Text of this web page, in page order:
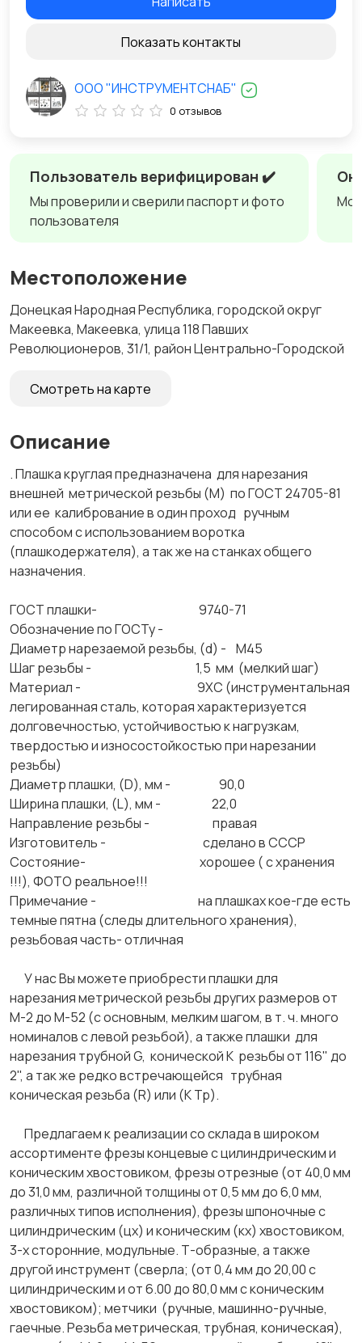
Пользователь верифицирован ✔️
Мы проверили и сверили паспорт и фото
пользователя
Местоположение
Донецкая Народная Республика, городской округ
Макеевка, Макеевка, улица 118 Павших
Революционеров, 31/1, район Центрально-Городской
Смотреть на карте
Описание
. Плашка круглая предназначена для нарезания
внешней метрической резьбы (М) по ГОСТ 24705-81
или ее калибрование в один проход ручным
способом с использованием воротка
(плашкодержателя), а так же на станках общего
назначения.
ГОСТ плашки- 9740-71
Обозначение по ГОСТу -
Диаметр нарезаемой резьбы, (d) - М45
Шаг резьбы - 1,5 мм (мелкий шаг)
Материал - 9ХС (инструментальная
легированная сталь, которая характеризуется
долговечностью, устойчивостью к нагрузкам,
твердостью и износостойкостью при нарезании
резьбы)
Диаметр плашки, (D), мм - 90,0
Ширина плашки, (L), мм - 22,0
Направление резьбы - правая
Изготовитель - сделано в СССР
Состояние- хорошее ( с хранения
!!!), ФОТО реальное!!!
Примечание - на плашках кое-где есть
темные пятна (следы длительного хранения),
резьбовая часть- отличная
У нас Вы можете приобрести плашки для
нарезания метрической резьбы других размеров от
М-2 до М-52 (с основным, мелким шагом, в т. ч. много
номиналов с левой резьбой), а также плашки для
нарезания трубной G, конической К резьбы от 116" до
2", а так же редко встречающейся трубная
коническая резьба (R) или (К Тр).
Предлагаем к реализации со склада в широком
ассортименте фрезы концевые с цилиндрическим и
коническим хвостовиком, фрезы отрезные (от 40,0 мм
до 31,0 мм, различной толщины от 0,5 мм до 6,0 мм,
различных типов исполнения), фрезы шпоночные с
цилиндрическим (цх) и коническим (кх) хвостовиком,
3-х сторонние, модульные. Т-образные, а также
другой инструмент (сверла; (от 0,4 мм до 20,00 с
цилиндрическим и от 6.00 до 80,0 мм с коническим
хвостовиком); метчики (ручные, машинно-ручные,
гаечные. Резьба метрическая, трубная, коническая),
Показать контакты
ООО "ИНСТРУМЕНТСНАБ"
0 отзывов